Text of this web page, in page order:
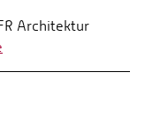
Architektur